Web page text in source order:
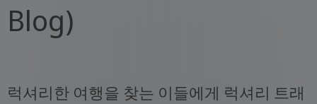
Blog)
럭셔리한 여행을 찾는 이들에게 럭셔리 트래